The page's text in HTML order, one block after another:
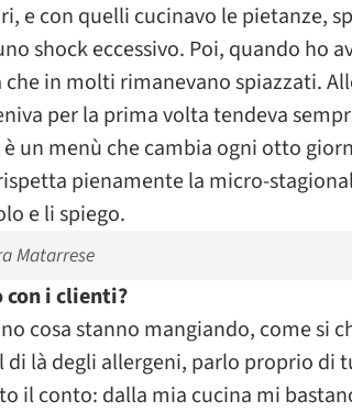
e con quelli cucinavo le pietanze,
shock eccessivo. Poi, quando ho
in molti rimanevano spiazzati.
per la prima volta tendeva
un menù che cambia ogni otto
pienamente la micro-
e li spiego.
Matarrese
i clienti?
cosa stanno mangiando, come si
di là degli allergeni, parlo proprio di
il conto: dalla mia cucina mi